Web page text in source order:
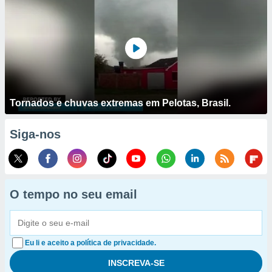
Tornados e chuvas extremas em Pelotas, Brasil.
Siga-nos
O tempo no seu email
Eu li e aceito a política de privacidade.